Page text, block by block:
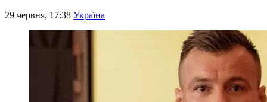
29 червня, 17:38 Україна